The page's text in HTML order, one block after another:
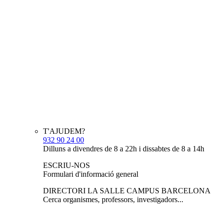
T'AJUDEM?
932 90 24 00
Dilluns a divendres de 8 a 22h i dissabtes de 8 a 14h
ESCRIU-NOS
Formulari d'informació general
DIRECTORI LA SALLE CAMPUS BARCELONA
Cerca organismes, professors, investigadors...